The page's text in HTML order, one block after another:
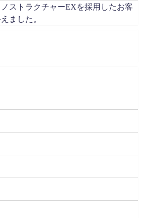
ノストラクチャーEXを採用したお客
ました。